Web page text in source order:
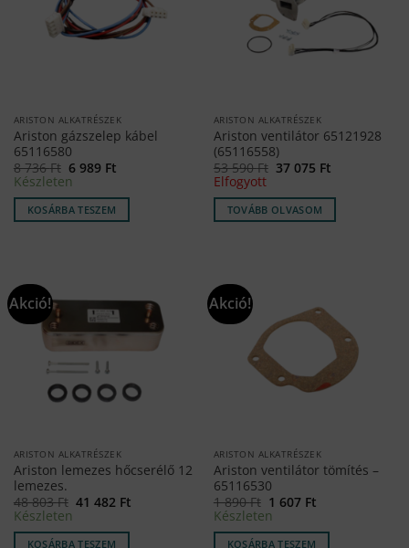
ARISTON ALKATRÉSZEK
Ariston gázszelep kábel
65116580
8 736Ft Original
price
was:
8
736 Ft.
6 989 FtCurrent
6
Készleten
KOSÁRBA TESZEM
ARISTON ALKATRÉSZEK
Ariston ventilátor 65121928
(65116558)
53 590Ft Original
53
590 Ft.
37 075 FtCurrent
37
Elfogyott
TOVÁBB OLVASOM
Akció!
ARISTON ALKATRÉSZEK
Ariston lemezes hőcserélő 12
lemezes.
48 803Ft Original
48
41 482 FtCurrent
Készleten
KOSÁRBA TESZEM
Akció!
ARISTON ALKATRÉSZEK
Ariston ventilátor tömítés –
65116530
1 890Ft Original
price
was:
1
1 607 FtCurrent
1
Készleten
KOSÁRBA TESZEM